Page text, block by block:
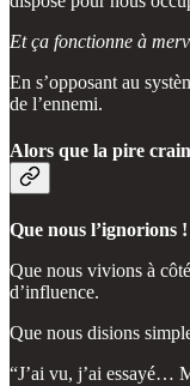
Et ça fonctionne à
En s’opposant au
de l’ennemi.
Alors que la pire
Que nous l’ignorions !
Que nous vivions à
d’influence.
Que nous disions
“J’ai vu, j’ai essayé…